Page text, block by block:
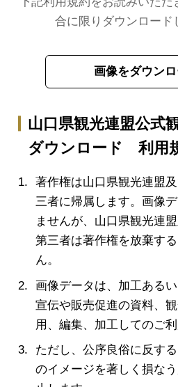
合に限りダウンロード
画像をダウン
山口県観光連盟公
ダウンロード 利用
著作権は山口県観光連盟
三者に帰属します。画像
ませんが、山口県観光連
第三者は著作権を放棄す
ん。
画像データは、加工ある
宣伝や販売促進の資料、
用、編集、加工してのご利
ただし、公序良俗に反す
のイメージを著しく損な